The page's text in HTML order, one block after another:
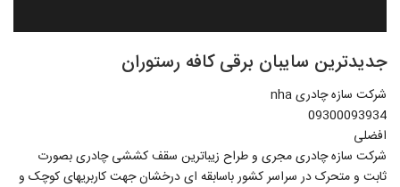
جدیدترین سایبان برقی کافه رستوران
شرکت سازه چادری nha
09300093934
افضلی
شرکت سازه چادری مجری و طراح زیباترین سقف کششی چادری بصورت
ثابت و متحرک در سراسر کشور باسابقه ای درخشان جهت کاربریهای کوچک و